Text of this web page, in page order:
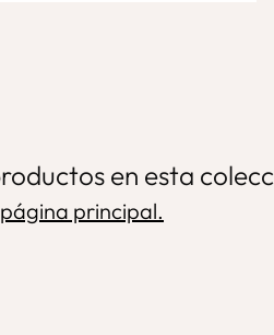
en esta
principal.